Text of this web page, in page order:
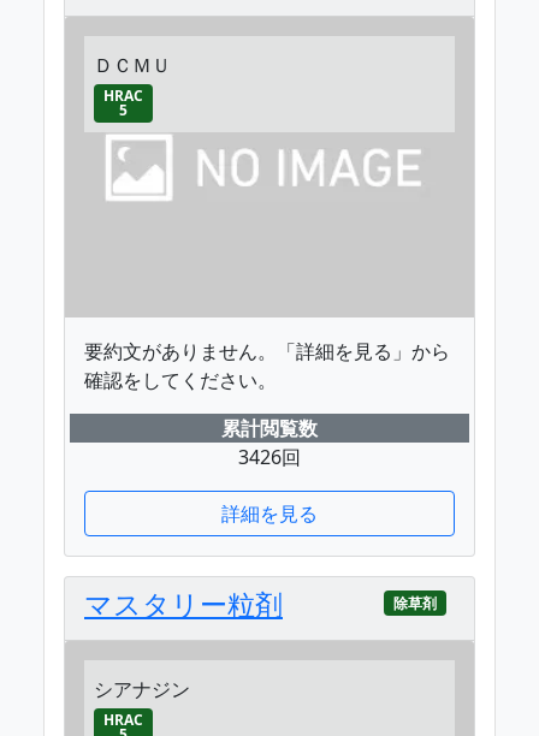
ＤＣＭＵ
HRAC
5
要約文がありません。「詳細を見る」から
確認をしてください。
累計閲覧数
3426回
詳細を見る
マスタリー粒剤 除草剤
シアナジン
HRAC